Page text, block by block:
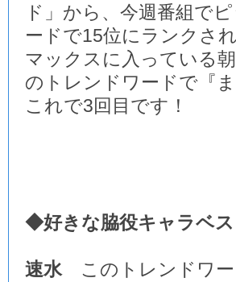
ド」から、今週番組で
ードで15位にランクさ
マックスに入っている
のトレンドワードで『
これで3回目です！
◆好きな脇役キャラベ
速水このトレンドワー